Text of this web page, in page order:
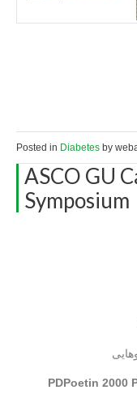
Posted in Diabetes by
ASCO GU
Symposium
PDPoetin 2000